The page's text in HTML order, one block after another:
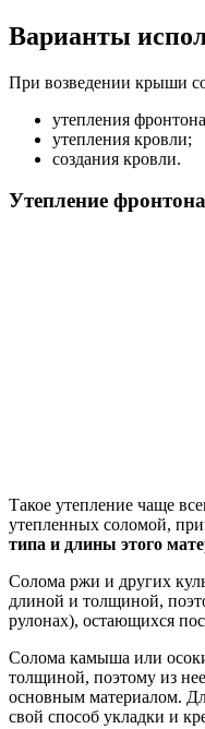
Варианты
При возведении крыши
утепления
утепления кровли;
создания кровли.
Утепление фронтона
Такое утепление чаще
утепленных соломой,
типа и длины этого
Солома ржи и других
длиной и толщиной,
рулонах), остающихся
Солома камыша или
толщиной, поэтому из
основным материалом.
свой способ укладки и